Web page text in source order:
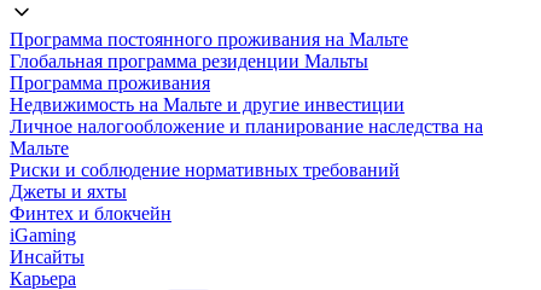
Программа постоянного проживания на Мальте
Глобальная программа резиденции Мальты
Программа проживания
Недвижимость на Мальте и другие инвестиции
Личное налогообложение и планирование наследства на
Мальте
Риски и соблюдение нормативных требований
Джеты и яхты
Финтех и блокчейн
iGaming
Инсайты
Карьера